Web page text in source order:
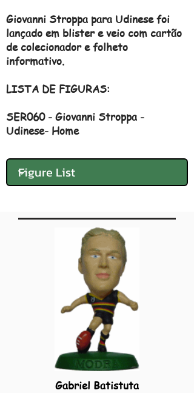
Giovanni Stroppa para Udinese foi
lançado em blister e veio com cartão
de colecionador e folheto
informativo.
LISTA DE FIGURAS:
SER060 - Giovanni Stroppa -
Udinese- Home
Gabriel Batistuta